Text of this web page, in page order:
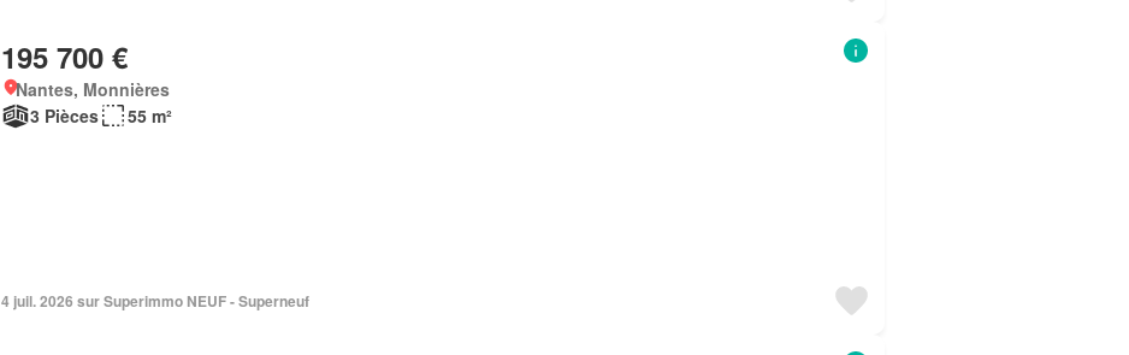
195 700 €
Nantes, Monnières
3 Pièces
55 m²
4 juil. 2026 sur Superimmo NEUF - Superneuf